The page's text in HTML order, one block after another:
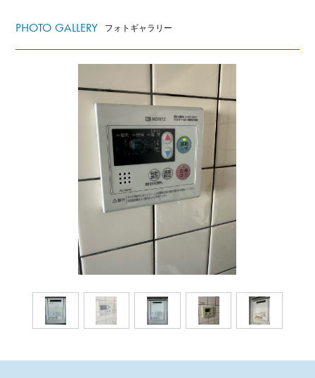
PHOTO GALLERY フォトギャラリー